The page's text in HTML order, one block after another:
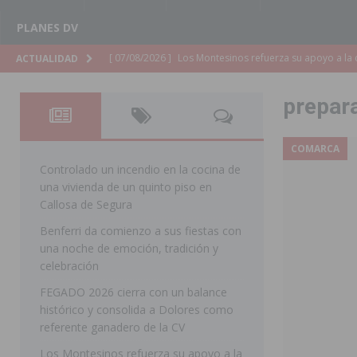
PLANES DV
ACTUALIDAD [ 07/08/2026 ] Orihuela cumple los objetivos de
[ 07/08/2026 ]
Orihuela organiza un concierto
Golf & Country Club
ORIHUELA
[ 07/08/2026 ] El Ayuntamiento de Almoradí mejora
ALMORADÍ
[ 07/08/2026 ] La Policía Nacional desarticula un
TORREVIEJA
COMARCA
Controlado un incendio en la cocina de
una vivienda de un quinto piso en
Callosa de Segura
Benferri da comienzo a sus fiestas con
una noche de emoción, tradición y
celebración
FEGADO 2026 cierra con un balance
histórico y consolida a Dolores como
referente ganadero de la CV
Los Montesinos refuerza su apoyo a la